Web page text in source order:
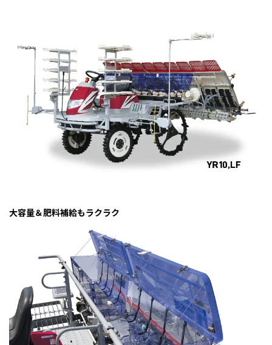
大容量＆肥料補給もラクラク